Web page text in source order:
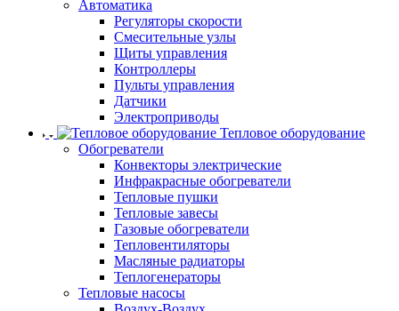
Автоматика
Регуляторы скорости
Смесительные узлы
Щиты управления
Контроллеры
Пульты управления
Датчики
Электроприводы
Тепловое оборудование
Обогреватели
Конвекторы электрические
Инфракрасные обогреватели
Тепловые пушки
Тепловые завесы
Газовые обогреватели
Тепловентиляторы
Масляные радиаторы
Теплогенераторы
Тепловые насосы